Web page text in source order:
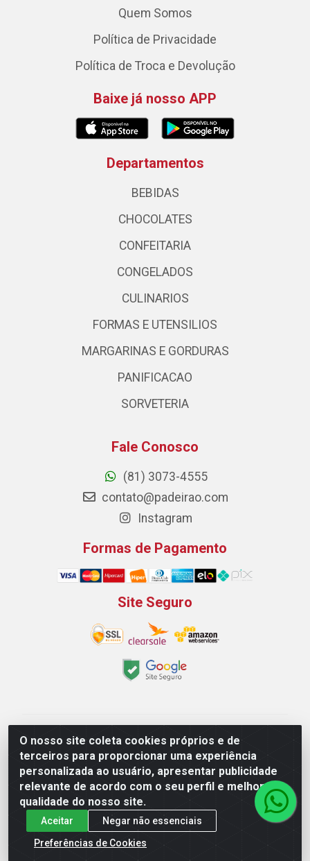
O nosso site coleta cookies próprios e de
terceiros para proporcionar uma experiência
personalizada ao usuário, apresentar publicidade
relevante de acordo com o seu perfil e melhorar a
qualidade do nosso site.
Aceitar
Negar não essenciais
Preferências de Cookies
Quem Somos
Política de Privacidade
Política de Troca e Devolução
Baixe já nosso APP
Departamentos
BEBIDAS
CHOCOLATES
CONFEITARIA
CONGELADOS
CULINARIOS
FORMAS E UTENSILIOS
MARGARINAS E GORDURAS
PANIFICACAO
SORVETERIA
Fale Conosco
(81) 3073-4555
contato@padeirao.com
Instagram
Formas de Pagamento
Site Seguro
Padeirão Comércio de Produtos Para Panificação LTDA
- Rodovia Empresario João Santos Filho, 2425, Gp B1 Bl.
02 - Muribeca, Jaboatão dos Guararapes/PE - CEP
54.350-100 - CNPJ 03.042.263/0001-51